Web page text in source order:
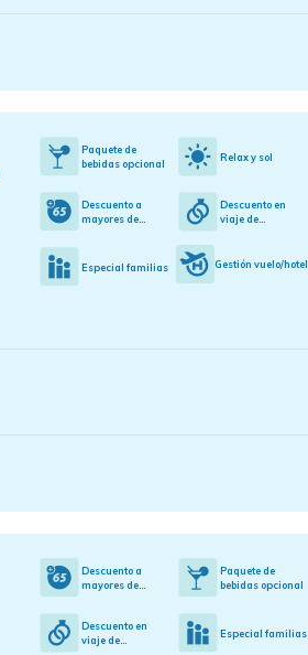
Paquete de
bebidas opcional
Relax y sol
Descuento a
mayores de...
Descuento en
viaje de...
Especial familias Gestión vuelo/hotel
Descuento a
mayores de...
Paquete de
bebidas opcional
Descuento en
viaje de...
Especial familias